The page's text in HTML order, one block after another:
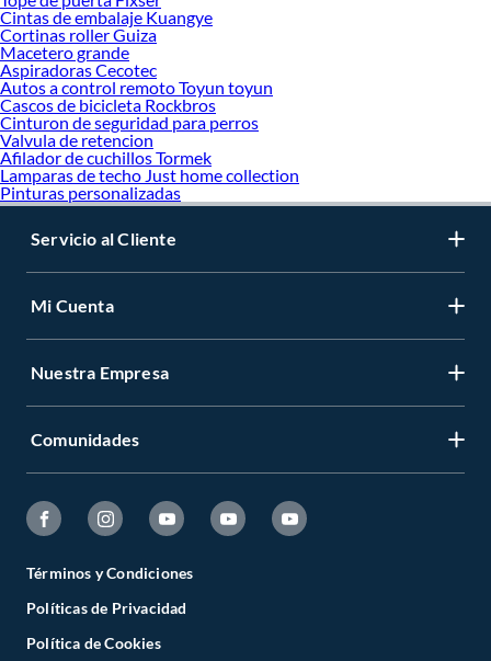
Cintas de embalaje Kuangye
Cortinas roller Guiza
Macetero grande
Aspiradoras Cecotec
Autos a control remoto Toyun toyun
Cascos de bicicleta Rockbros
Cinturon de seguridad para perros
Valvula de retencion
Afilador de cuchillos Tormek
Lamparas de techo Just home collection
Pinturas personalizadas
Servicio al Cliente
Mi Cuenta
Nuestra Empresa
Comunidades
Términos y Condiciones
Políticas de Privacidad
Política de Cookies